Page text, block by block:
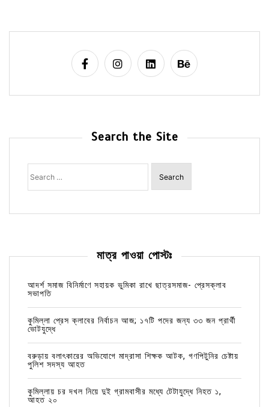
Search the Site
Search
for:
মাত্র পাওয়া পোস্টঃ
আদর্শ সমাজ বিনির্মাণে সহায়ক ভুমিকা রাখে ছাত্রসমাজ- প্রেসক্লাব
সভাপতি
কুমিল্লা প্রেস ক্লাবের নির্বাচন আজ; ১৭টি পদের জন্য ৩৩ জন প্রার্থী
ভোটযুদ্ধে
বরুড়ায় বলাৎকারের অভিযোগে মাদ্রাসা শিক্ষক আটক, গণপিটুনির চেষ্টায়
পুলিশ সদস্য আহত
কুমিল্লায় চর দখল নিয়ে দুই গ্রামবাসীর মধ্যে টেটাযুদ্ধে নিহত ১,
আহত ২০